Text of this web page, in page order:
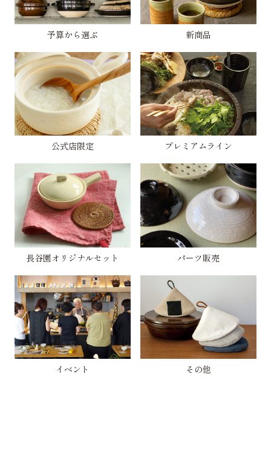
予算から選ぶ 新商品
公式店限定 プレミアムライン
長谷園オリジナルセット パーツ販売
イベント その他